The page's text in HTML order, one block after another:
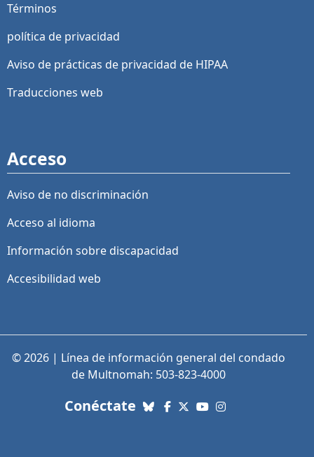
Términos
política de privacidad
Aviso de prácticas de privacidad de HIPAA
Traducciones web
Acceso
Aviso de no discriminación
Acceso al idioma
Información sobre discapacidad
Accesibilidad web
© 2026 | Línea de información general del condado
de Multnomah: 503-823-4000
Conéctate con nosotros. Enlaces a
Bluesky
Facebook
X (Twitter)
YouTube
Instagram